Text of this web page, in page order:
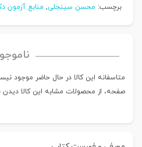
برچسب: محسن سینجلی, منابع آزمون
متاسفانه این کالا در حال حاضر موجود
صفحه، از محصولات مشابه این کالا دیدن